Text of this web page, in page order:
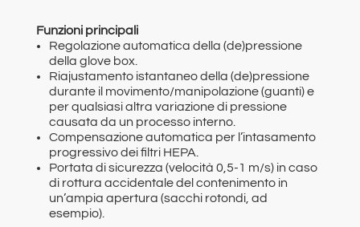
Funzioni principali
Regolazione automatica della (de)pressione
della glove box.
Riajustamento istantaneo della (de)pressione
durante il movimento/manipolazione (guanti) e
per qualsiasi altra variazione di pressione
causata da un processo interno.
Compensazione automatica per l’intasamento
progressivo dei filtri HEPA.
Portata di sicurezza (velocità 0,5-1 m/s) in caso
di rottura accidentale del contenimento in
un’ampia apertura (sacchi rotondi, ad
esempio).